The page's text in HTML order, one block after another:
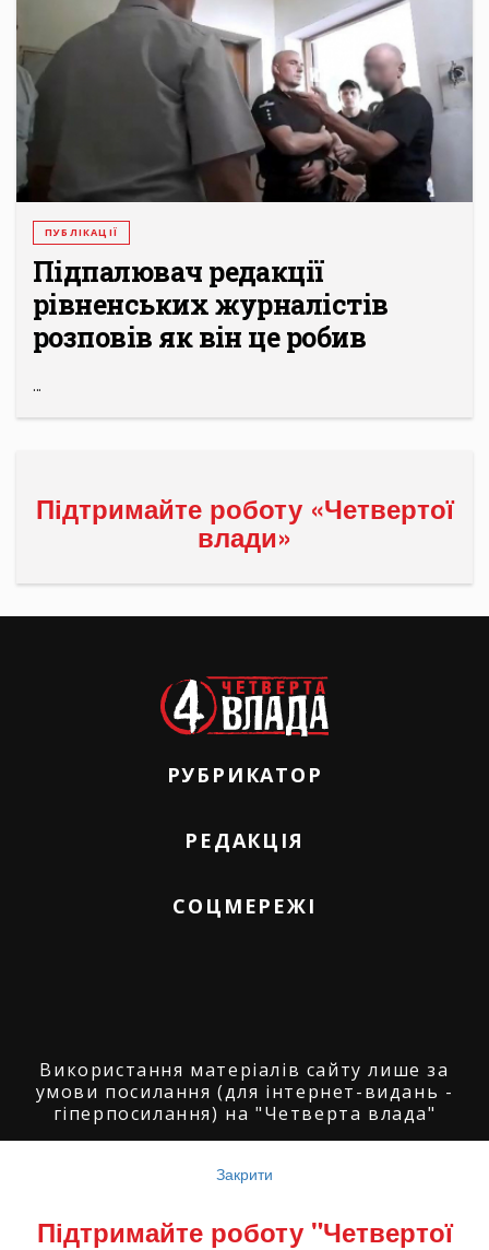
ПУБЛІКАЦІЇ
Підпалювач редакції
рівненських журналістів
розповів як він це робив
...
Підтримайте роботу «Четвертої
влади»
РУБРИКАТОР
РЕДАКЦІЯ
СОЦМЕРЕЖІ
Використання матеріалів сайту лише за
умови посилання (для інтернет-видань -
гіперпосилання) на "Четверта влада"
"Четверта влада": 2008-2026.
Володимир Торбіч: 2008-2026.
Закрити
Підтримайте роботу "Четвертої